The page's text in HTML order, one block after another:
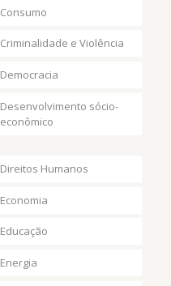
Consumo
Criminalidade e Violência
Democracia
Desenvolvimento sócio-
econômico
Direitos Humanos
Economia
Educação
Energia